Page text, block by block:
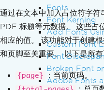
Fonts
Font Kerning
Add Fonts
Custom Font
Font
Broken Font
Adobe Fonts
通过在文本中加入占位符字
PDF 标题等元数据。 这些占
相应的值。 该功能对于创建
和页脚至关重要。 以下是所
{page} ：当前页码。